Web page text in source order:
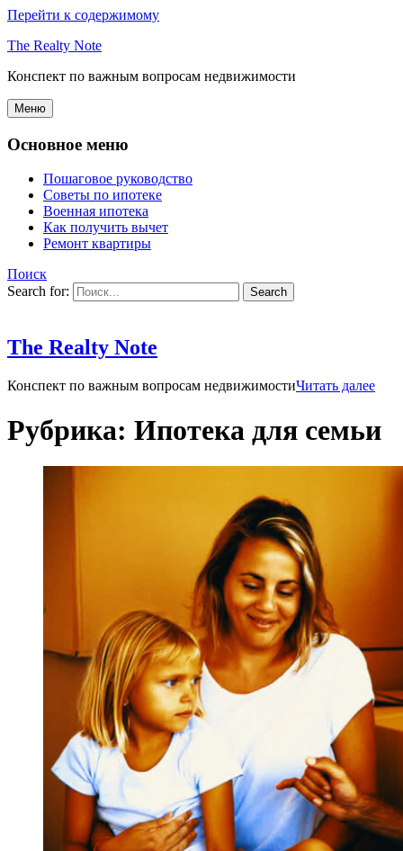
Перейти к содержимому
The Realty Note
Конспект по важным вопросам недвижимости
Меню
Основное меню
Пошаговое руководство
Советы по ипотеке
Военная ипотека
Как получить вычет
Ремонт квартиры
Поиск
Search for:
The Realty Note
Конспект по важным вопросам недвижимостиЧитать далее
Рубрика: Ипотека для семьи